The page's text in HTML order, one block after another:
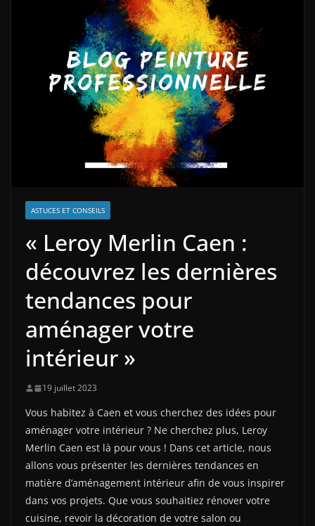
ASTUCES ET CONSEILS
« Leroy Merlin Caen :
découvrez les dernières
tendances pour
aménager votre
intérieur »
19 juillet 2023
Vous habitez à Caen et vous cherchez des idées pour
aménager votre intérieur ? Ne cherchez plus, Leroy
Merlin Caen est là pour vous ! Dans cet article, nous
allons vous présenter les dernières tendances en
matière d’aménagement intérieur afin de vous inspirer
dans vos projets. Que vous souhaitiez rénover votre
cuisine, revoir la décoration de votre salon ou